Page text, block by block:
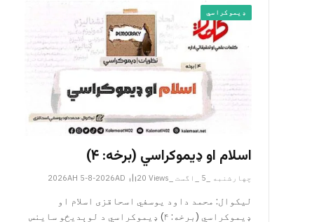
ډیموکراسي
اسلام او ډیموکراسي (برخه: ۴)
چهارشنبه _5 _اگست _2026AH 5-8-2026AD 20 Views
لیکوال: محمد داود یوسفي اسحاقزی اسلام او
ډیموکراسي (برخه: ۴) ډیموکراسي د لوېدیځو ساینس